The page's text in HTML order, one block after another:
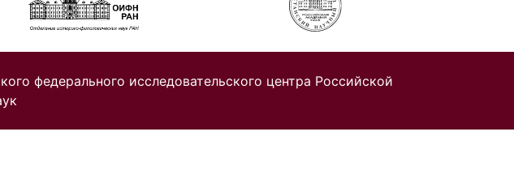
федерального исследовательского центра Российской